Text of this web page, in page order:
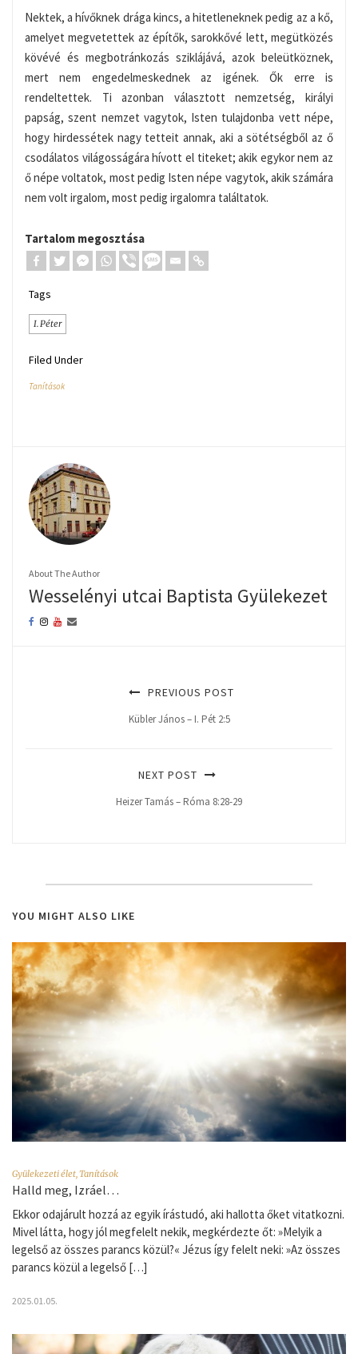
Nektek, a hívőknek drága kincs, a hitetleneknek pedig az a kő,
amelyet megvetettek az építők, sarokkővé lett, megütközés
kövévé és megbotránkozás sziklájává, azok beleütköznek,
mert nem engedelmeskednek az igének. Ők erre is
rendeltettek. Ti azonban választott nemzetség, királyi
papság, szent nemzet vagytok, Isten tulajdonba vett népe,
hogy hirdessétek nagy tetteit annak, aki a sötétségből az ő
csodálatos világosságára hívott el titeket; akik egykor nem az
ő népe voltatok, most pedig Isten népe vagytok, akik számára
nem volt irgalom, most pedig irgalomra találtatok.
Tartalom megosztása
Tags
I. Péter
Filed Under
Tanítások
About The Author
Wesselényi utcai Baptista Gyülekezet
PREVIOUS POST
Kübler János – I. Pét 2:5
NEXT POST
Heizer Tamás – Róma 8:28-29
YOU MIGHT ALSO LIKE
Gyülekezeti élet Tanítások
Halld meg, Izráel…
Ekkor odajárult hozzá az egyik írástudó, aki hallotta őket vitatkozni.
Mivel látta, hogy jól megfelelt nekik, megkérdezte őt: »Melyik a
legelső az összes parancs közül?« Jézus így felelt neki: »Az összes
parancs közül a legelső […]
2025.01.05.